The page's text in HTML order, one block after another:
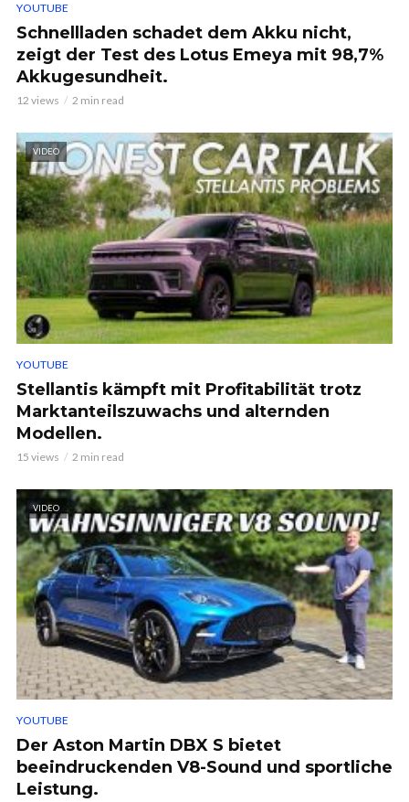
YOUTUBE
Schnellladen schadet dem Akku nicht,
zeigt der Test des Lotus Emeya mit 98,7%
Akkugesundheit.
12 views 2 min read
VIDEO
YOUTUBE
Stellantis kämpft mit Profitabilität trotz
Marktanteilszuwachs und alternden
Modellen.
15 views 2 min read
VIDEO
YOUTUBE
Der Aston Martin DBX S bietet
beeindruckenden V8-Sound und sportliche
Leistung.